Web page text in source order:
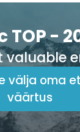
TOP -
valuable
välja oma
väärtus